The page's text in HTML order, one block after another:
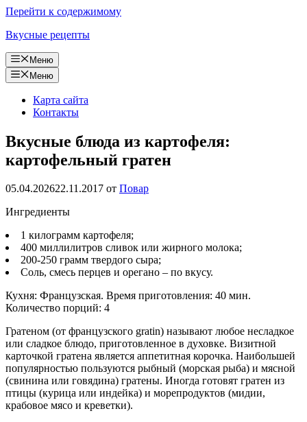
Перейти к содержимому
Вкусные рецепты
Меню
Меню
Карта сайта
Контакты
Вкусные блюда из картофеля:
картофельный гратен
05.04.202622.11.2017 от Повар
Ингредиенты
1 килограмм картофеля;
400 миллилитров сливок или жирного молока;
200-250 грамм твердого сыра;
Соль, смесь перцев и орегано – по вкусу.
Кухня: Французская. Время приготовления: 40 мин.
Количество порций: 4
Гратеном (от французского gratin) называют любое несладкое
или сладкое блюдо, приготовленное в духовке. Визитной
карточкой гратена является аппетитная корочка. Наибольшей
популярностью пользуются рыбный (морская рыба) и мясной
(свинина или говядина) гратены. Иногда готовят гратен из
птицы (курица или индейка) и морепродуктов (мидии,
крабовое мясо и креветки).